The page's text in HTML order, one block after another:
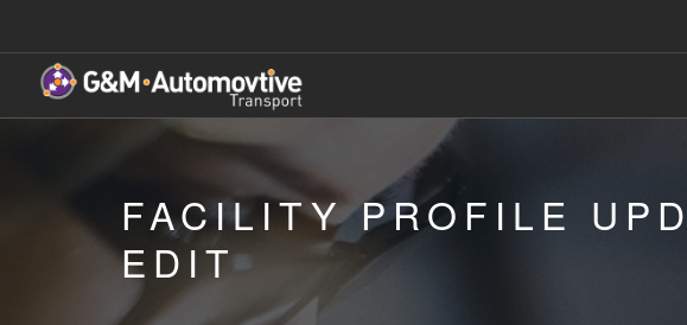
FACILITY PROFILE
EDIT